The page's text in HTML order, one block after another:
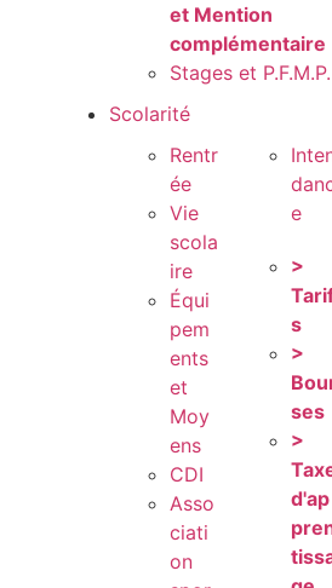
et Mention
complémentaire
Stages et P.F.M.P.
Scolarité
Rentr
ée
Vie
scola
ire
Équi
pem
ents
et
Moy
ens
CDI
Asso
ciati
on
e
>
s
>
ses
>
d'ap